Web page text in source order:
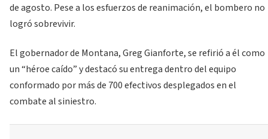
de agosto. Pese a los esfuerzos de reanimación, el bombero no
logró sobrevivir.
El gobernador de Montana, Greg Gianforte, se refirió a él como
un “héroe caído” y destacó su entrega dentro del equipo
conformado por más de 700 efectivos desplegados en el
combate al siniestro.